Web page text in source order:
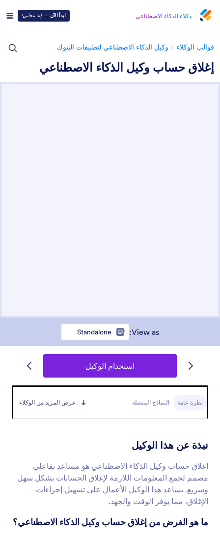
وكلاء الذكاء الاصطناعي ابدأ الآن —إنه مجاني!
قوالب الوكلاء وكيل الذكاء الاصطناعي لتطبيقات البنوك
إغلاق حساب وكيل الذكاء الاصطناعي
View as
:
Standalone
استخدام الوكيل
نظرة عامة النماذج المتصلة عرض المزيد من الوكلاء
نبذة عن هذا الوكيل
إغلاق حساب وكيل الذكاء الاصطناعي هو مساعد تفاعلي
مصمم لجمع المعلومات اللازمة لإغلاق الحسابات بشكل سهل
وسريع. يساعد هذا الوكيل الأعمال على تسهيل إجراءات
الإغلاق، مما يوفر الوقت والجهد.
ما هو الغرض من إغلاق حساب وكيل الذكاء الاصطناعي؟